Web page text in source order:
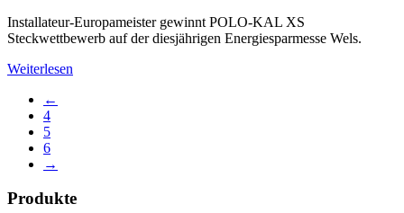
Installateur-Europameister gewinnt POLO-KAL XS
Steckwettbewerb auf der diesjährigen Energiesparmesse Wels.
Weiterlesen
←
4
5
6
→
Produkte